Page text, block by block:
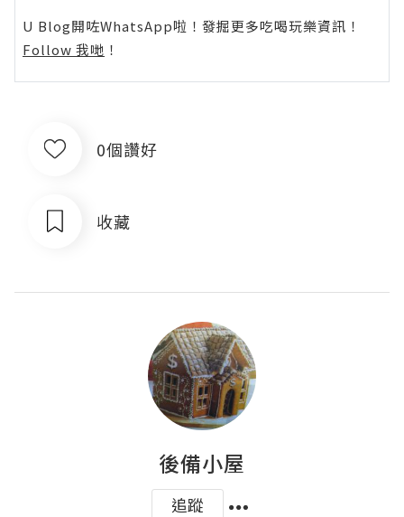
U Blog開咗WhatsApp啦！發掘更多吃喝玩樂資訊！
Follow 我哋 ！
0個讚好
收藏
後備小屋
追蹤